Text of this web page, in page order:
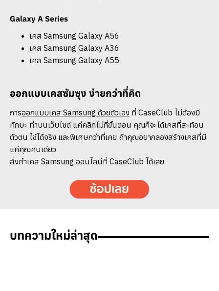
Galaxy A Series
เคส Samsung Galaxy A56
เคส Samsung Galaxy A36
เคส Samsung Galaxy A55​
ออกแบบเคสซัมซุง ง่ายกว่าที่คิด
การออกแบบเคส Samsung ด้วยตัวเอง ที่ CaseClub ไม่ต้องมี
ทักษะ ทำบนเว็บไซต์ แค่คลิกไม่กี่ขั้นตอน คุณก็จะได้เคสที่สะท้อน
ตัวตน ใช้ได้จริง และพิเศษกว่าที่เคย ถ้าคุณอยากลองสร้างเคสที่มี
แค่คุณคนเดียว
สั่งทำเคส Samsung ออนไลน์ที่ CaseClub ได้เลย​
บทความใหม่ล่าสุด